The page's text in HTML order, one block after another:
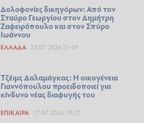
Δολοφονίες δικηγόρων: Από τον
Σταύρο Γεωργίου στον Δημήτρη
Ζαφειρόπουλο και στον Σπύρο
Ιωάννου
ΕΛΛΆΔΑ 22.07.2026 21:09
Τζέιμς Δαλαμάγκας: Η οικογένεια
Γιαννόπουλου προειδοποιεί για
κίνδυνο νέας διαφυγής του
ΕΠΊΚΑΙΡΑ 17.07.2026 19:27